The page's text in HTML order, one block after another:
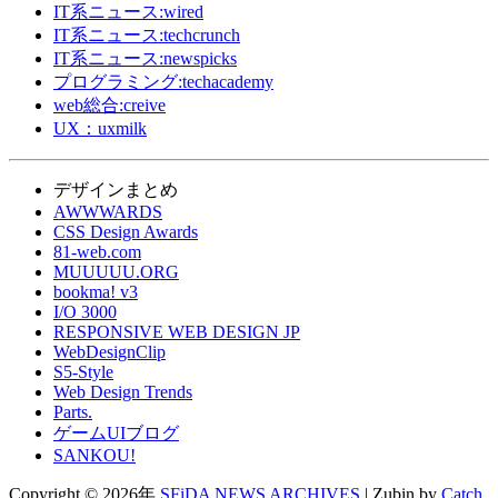
IT系ニュース:wired
IT系ニュース:techcrunch
IT系ニュース:newspicks
プログラミング:techacademy
web総合:creive
UX：uxmilk
デザインまとめ
AWWWARDS
CSS Design Awards
81-web.com
MUUUUU.ORG
bookma! v3
I/O 3000
RESPONSIVE WEB DESIGN JP
WebDesignClip
S5-Style
Web Design Trends
Parts.
ゲームUIブログ
SANKOU!